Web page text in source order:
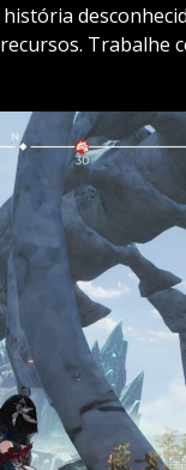
Trabalhe